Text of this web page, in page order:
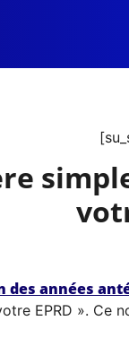
années
EPRD ».